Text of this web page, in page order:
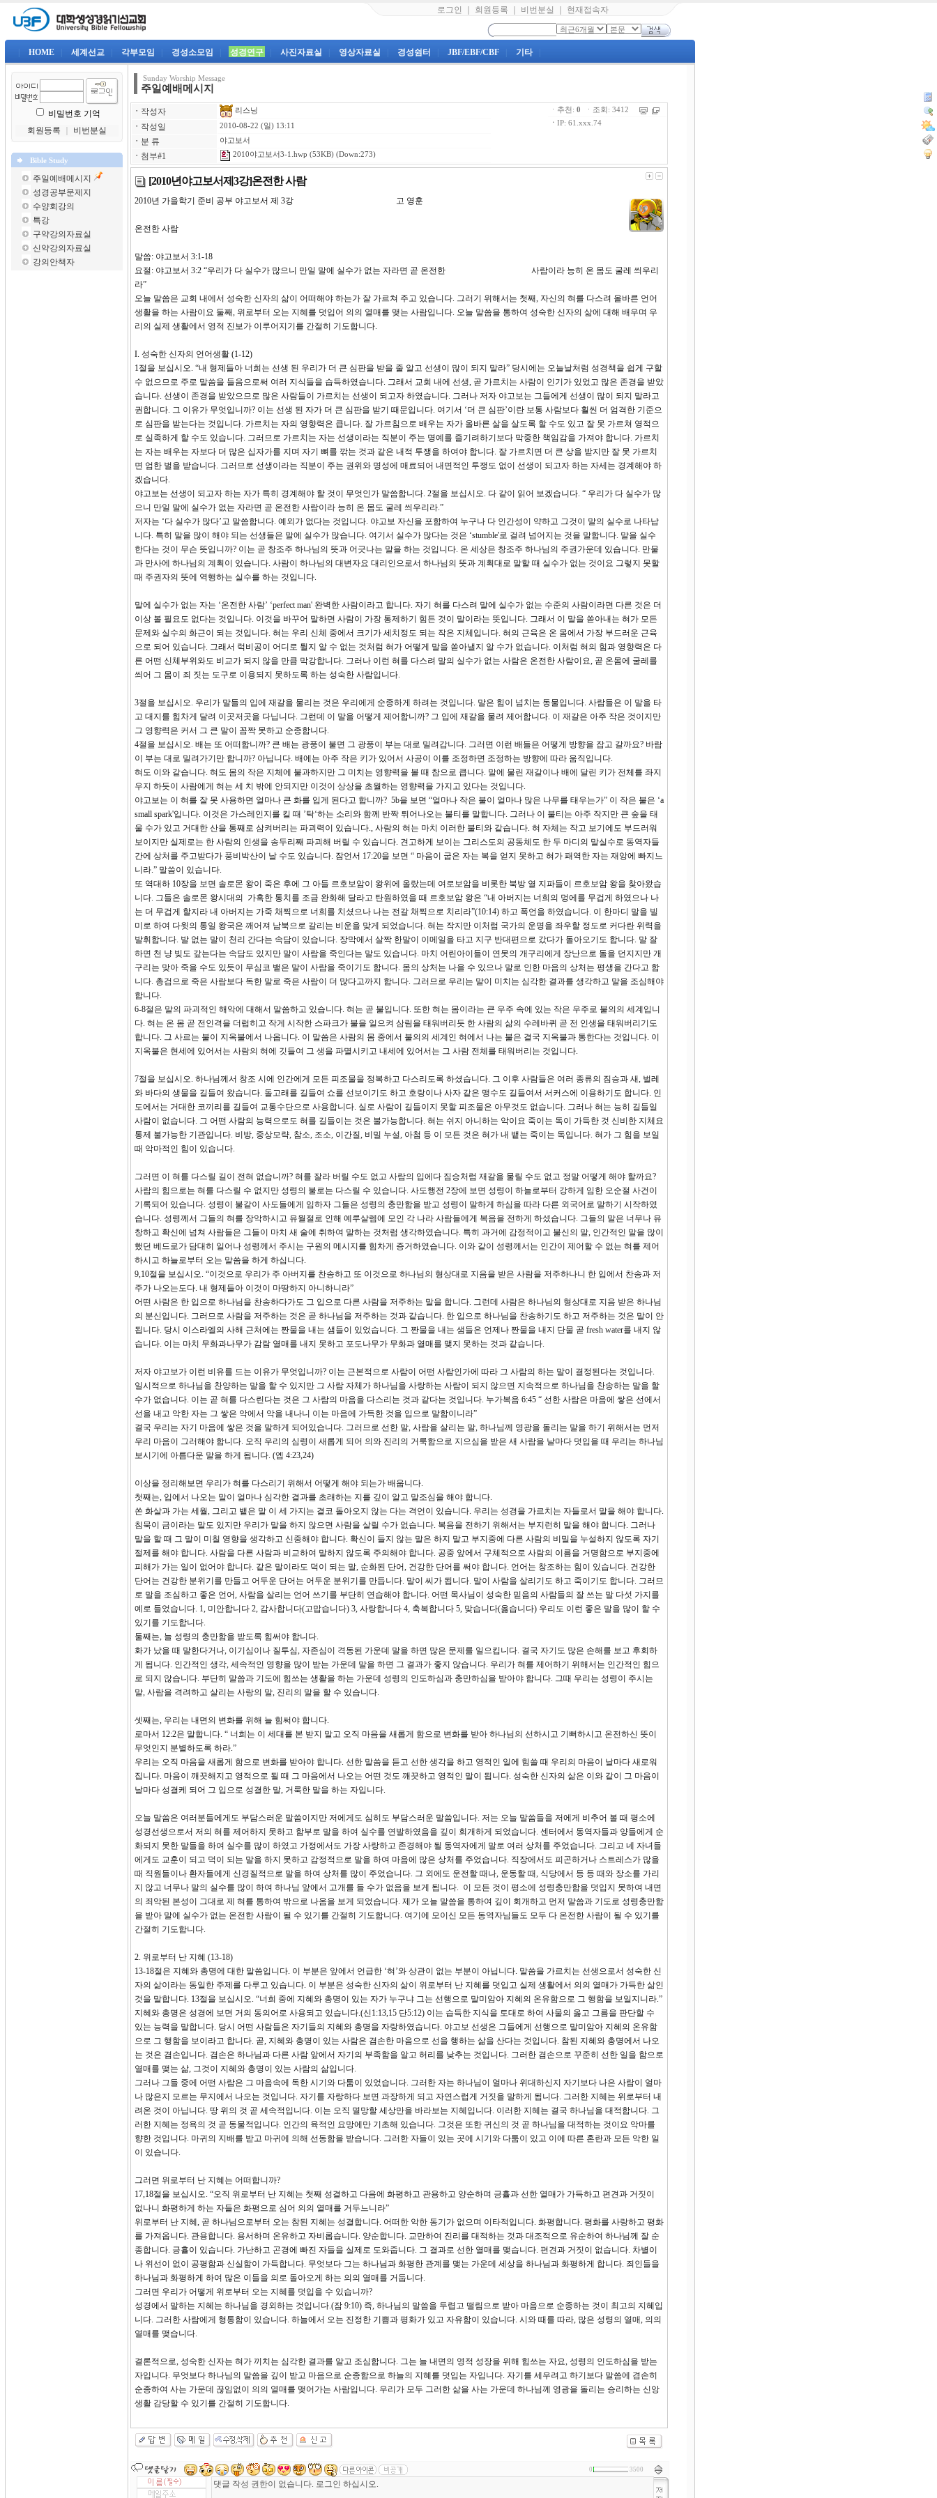
로그인 회원등록 비번분실 현재접속자
HOME 세계선교 각부모임 경성소모임 성경연구 사진자료실 영상자료실 경성쉼터 JBF/EBF/CBF 기타
비밀번호 기억
회원등록
비번분실
Bible Study
주일예배메시지
성경공부문제지
수양회강의
특강
구약강의자료실
신약강의자료실
강의안책자
Sunday Worship Message
주일예배메시지
ㆍ 작성자 리스닝
ㆍ 작성일 2010-08-22 (일) 13:11
ㆍ 분 류 야고보서
ㆍ 첨부#1 2010야고보서3-1.hwp (53KB) (Down:273)
ㆍ추천: 0 ㆍ조회: 3412
ㆍ IP: 61.xxx.74
[2010년야고보서제3강]온전한 사람
2010년 가을학기 준비 공부 야고보서 제 3강 고 영훈
온전한 사람
말씀: 야고보서 3:1-18
요절: 야고보서 3:2 “우리가 다 실수가 많으니 만일 말에 실수가 없는 자라면 곧 온전한 사람이라 능히 온 몸도 굴레 씌우리
라”
오늘 말씀은 교회 내에서 성숙한 신자의 삶이 어떠해야 하는가 잘 가르쳐 주고 있습니다. 그러기 위해서는 첫째, 자신의 혀를 다스려 올바른 언어
생활을 하는 사람이요 둘째, 위로부터 오는 지혜를 덧입어 의의 열매를 맺는 사람입니다. 오늘 말씀을 통하여 성숙한 신자의 삶에 대해 배우며 우
리의 실제 생활에서 영적 진보가 이루어지기를 간절히 기도합니다.
I. 성숙한 신자의 언어생활 (1-12)
1절을 보십시오. “내 형제들아 너희는 선생 된 우리가 더 큰 심판을 받을 줄 알고 선생이 많이 되지 말라” 당시에는 오늘날처럼 성경책을 쉽게 구할
수 없으므로 주로 말씀을 들음으로써 여러 지식들을 습득하였습니다. 그래서 교회 내에 선생, 곧 가르치는 사람이 인기가 있었고 많은 존경을 받았
습니다. 선생이 존경을 받았으므로 많은 사람들이 가르치는 선생이 되고자 하였습니다. 그러나 저자 야고보는 그들에게 선생이 많이 되지 말라고
권합니다. 그 이유가 무엇입니까? 이는 선생 된 자가 더 큰 심판을 받기 때문입니다. 여기서 ‘더 큰 심판’이란 보통 사람보다 훨씬 더 엄격한 기준으
로 심판을 받는다는 것입니다. 가르치는 자의 영향력은 큽니다. 잘 가르침으로 배우는 자가 올바른 삶을 살도록 할 수도 있고 잘 못 가르쳐 영적으
로 실족하게 할 수도 있습니다. 그러므로 가르치는 자는 선생이라는 직분이 주는 명예를 즐기려하기보다 막중한 책임감을 가져야 합니다. 가르치
는 자는 배우는 자보다 더 많은 십자가를 지며 자기 뼈를 깎는 것과 같은 내적 투쟁을 하여야 합니다. 잘 가르치면 더 큰 상을 받지만 잘 못 가르치
면 엄한 벌을 받습니다. 그러므로 선생이라는 직분이 주는 권위와 명성에 매료되어 내면적인 투쟁도 없이 선생이 되고자 하는 자세는 경계해야 하
겠습니다.
야고보는 선생이 되고자 하는 자가 특히 경계해야 할 것이 무엇인가 말씀합니다. 2절을 보십시오. 다 같이 읽어 보겠습니다. “ 우리가 다 실수가 많
으니 만일 말에 실수가 없는 자라면 곧 온전한 사람이라 능히 온 몸도 굴레 씌우리라.”
저자는 ‘다 실수가 많다’고 말씀합니다. 예외가 없다는 것입니다. 야고보 자신을 포함하여 누구나 다 인간성이 약하고 그것이 말의 실수로 나타납
니다. 특히 말을 많이 해야 되는 선생들은 말에 실수가 많습니다. 여기서 실수가 많다는 것은 ‘stumble'로 걸려 넘어지는 것을 말합니다. 말을 실수
한다는 것이 무슨 뜻입니까? 이는 곧 창조주 하나님의 뜻과 어긋나는 말을 하는 것입니다. 온 세상은 창조주 하나님의 주권가운데 있습니다. 만물
과 만사에 하나님의 계획이 있습니다. 사람이 하나님의 대변자요 대리인으로서 하나님의 뜻과 계획대로 말할 때 실수가 없는 것이요 그렇지 못할
때 주권자의 뜻에 역행하는 실수를 하는 것입니다.
말에 실수가 없는 자는 ‘온전한 사람’ ‘perfect man' 완벽한 사람이라고 합니다. 자기 혀를 다스려 말에 실수가 없는 수준의 사람이라면 다른 것은 더
이상 볼 필요도 없다는 것입니다. 이것을 바꾸어 말하면 사람이 가장 통제하기 힘든 것이 말이라는 뜻입니다. 그래서 이 말을 쏟아내는 혀가 모든
문제와 실수의 화근이 되는 것입니다. 혀는 우리 신체 중에서 크기가 세치정도 되는 작은 지체입니다. 혀의 근육은 온 몸에서 가장 부드러운 근육
으로 되어 있습니다. 그래서 럭비공이 어디로 튈지 알 수 없는 것처럼 혀가 어떻게 말을 쏟아낼지 알 수가 없습니다. 이처럼 혀의 힘과 영향력은 다
른 어떤 신체부위와도 비교가 되지 않을 만큼 막강합니다. 그러나 이런 혀를 다스려 말의 실수가 없는 사람은 온전한 사람이요, 곧 온몸에 굴레를
씌어 그 몸이 죄 짓는 도구로 이용되지 못하도록 하는 성숙한 사람입니다.
3절을 보십시오. 우리가 말들의 입에 재갈을 물리는 것은 우리에게 순종하게 하려는 것입니다. 말은 힘이 넘치는 동물입니다. 사람들은 이 말을 타
고 대지를 힘차게 달려 이곳저곳을 다닙니다. 그런데 이 말을 어떻게 제어합니까? 그 입에 재갈을 물려 제어합니다. 이 재갈은 아주 작은 것이지만
그 영향력은 커서 그 큰 말이 꼼짝 못하고 순종합니다.
4절을 보십시오. 배는 또 어떠합니까? 큰 배는 광풍이 불면 그 광풍이 부는 대로 밀려갑니다. 그러면 이런 배들은 어떻게 방향을 잡고 갈까요? 바람
이 부는 대로 밀려가기만 합니까? 아닙니다. 배에는 아주 작은 키가 있어서 사공이 이를 조정하면 조정하는 방향에 따라 움직입니다.
혀도 이와 같습니다. 혀도 몸의 작은 지체에 불과하지만 그 미치는 영향력을 볼 때 참으로 큽니다. 말에 물린 재갈이나 배에 달린 키가 전체를 좌지
우지 하듯이 사람에게 혀는 세 치 밖에 안되지만 이것이 상상을 초월하는 영향력을 가지고 있다는 것입니다.
야고보는 이 혀를 잘 못 사용하면 얼마나 큰 화를 입게 된다고 합니까? 5b을 보면 “얼마나 작은 불이 얼마나 많은 나무를 태우는가” 이 작은 불은 ‘a
small spark'입니다. 이것은 가스레인지를 킬 때 ’탁‘하는 소리와 함께 반짝 튀어나오는 불티를 말합니다. 그러나 이 불티는 아주 작지만 큰 숲을 태
울 수가 있고 거대한 산을 통째로 삼켜버리는 파괴력이 있습니다., 사람의 혀는 마치 이러한 불티와 같습니다. 혀 자체는 작고 보기에도 부드러워
보이지만 실제로는 한 사람의 인생을 송두리째 파괴해 버릴 수 있습니다. 견고하게 보이는 그리스도의 공동체도 한 두 마디의 말실수로 동역자들
간에 상처를 주고받다가 풍비박산이 날 수도 있습니다. 잠언서 17:20을 보면 “ 마음이 굽은 자는 복을 얻지 못하고 혀가 패역한 자는 재앙에 빠지느
니라.” 말씀이 있습니다.
또 역대하 10장을 보면 솔로몬 왕이 죽은 후에 그 아들 르호보암이 왕위에 올랐는데 여로보암을 비롯한 북방 열 지파들이 르호보암 왕을 찾아왔습
니다. 그들은 솔로몬 왕시대의 가혹한 통치를 조금 완화해 달라고 탄원하였을 때 르호보암 왕은 “내 아버지는 너희의 멍에를 무겁게 하였으나 나
는 더 무겁게 할지라 내 아버지는 가죽 채찍으로 너희를 치셨으나 나는 전갈 채찍으로 치리라”(10:14) 하고 폭언을 하였습니다. 이 한마디 말을 빌
미로 하여 다윗의 통일 왕국은 깨어져 남북으로 갈리는 비운을 맞게 되었습니다. 혀는 작지만 이처럼 국가의 운명을 좌우할 정도로 커다란 위력을
발휘합니다. 발 없는 말이 천리 간다는 속담이 있습니다. 장막에서 살짝 한말이 이메일을 타고 지구 반대편으로 갔다가 돌아오기도 합니다. 말 잘
하면 천 냥 빚도 갚는다는 속담도 있지만 말이 사람을 죽인다는 말도 있습니다. 마치 어린아이들이 연못의 개구리에게 장난으로 돌을 던지지만 개
구리는 맞아 죽을 수도 있듯이 무심코 뱉은 말이 사람을 죽이기도 합니다. 몸의 상처는 나을 수 있으나 말로 인한 마음의 상처는 평생을 간다고 합
니다. 총검으로 죽은 사람보다 독한 말로 죽은 사람이 더 많다고까지 합니다. 그러므로 우리는 말이 미치는 심각한 결과를 생각하고 말을 조심해야
합니다.
6-8절은 말의 파괴적인 해악에 대해서 말씀하고 있습니다. 혀는 곧 불입니다. 또한 혀는 몸이라는 큰 우주 속에 있는 작은 우주로 불의의 세계입니
다. 혀는 온 몸 곧 전인격을 더럽히고 작게 시작한 스파크가 불을 일으켜 삼림을 태워버리듯 한 사람의 삶의 수레바퀴 곧 전 인생을 태워버리기도
합니다. 그 사르는 불이 지옥불에서 나옵니다. 이 말씀은 사람의 몸 중에서 불의의 세계인 혀에서 나는 불은 결국 지옥불과 통한다는 것입니다. 이
지옥불은 현세에 있어서는 사람의 혀에 깃들여 그 생을 파멸시키고 내세에 있어서는 그 사람 전체를 태워버리는 것입니다.
7절을 보십시오. 하나님께서 창조 시에 인간에게 모든 피조물을 정복하고 다스리도록 하셨습니다. 그 이후 사람들은 여러 종류의 짐승과 새, 벌레
와 바다의 생물을 길들여 왔습니다. 돌고래를 길들여 쇼를 선보이기도 하고 호랑이나 사자 같은 맹수도 길들여서 서커스에 이용하기도 합니다. 인
도에서는 거대한 코끼리를 길들여 교통수단으로 사용합니다. 실로 사람이 길들이지 못할 피조물은 아무것도 없습니다. 그러나 혀는 능히 길들일
사람이 없습니다. 그 어떤 사람의 능력으로도 혀를 길들이는 것은 불가능합니다. 혀는 쉬지 아니하는 악이요 죽이는 독이 가득한 것 신비한 지체요
통제 불가능한 기관입니다. 비방, 중상모략, 참소, 조소, 이간질, 비밀 누설, 아첨 등 이 모든 것은 혀가 내 뱉는 죽이는 독입니다. 혀가 그 힘을 보일
때 악마적인 힘이 있습니다.
그러면 이 혀를 다스릴 길이 전혀 없습니까? 혀를 잘라 버릴 수도 없고 사람의 입에다 짐승처럼 재갈을 물릴 수도 없고 정말 어떻게 해야 할까요?
사람의 힘으로는 혀를 다스릴 수 없지만 성령의 불로는 다스릴 수 있습니다. 사도행전 2장에 보면 성령이 하늘로부터 강하게 임한 오순절 사건이
기록되어 있습니다. 성령이 불같이 사도들에게 임하자 그들은 성령의 충만함을 받고 성령이 말하게 하심을 따라 다른 외국어로 말하기 시작하였
습니다. 성령께서 그들의 혀를 장악하시고 유월절로 인해 예루살렘에 모인 각 나라 사람들에게 복음을 전하게 하셨습니다. 그들의 말은 너무나 유
창하고 확신에 넘쳐 사람들은 그들이 마치 새 술에 취하여 말하는 것처럼 생각하였습니다. 특히 과거에 감정적이고 불신의 말, 인간적인 말을 많이
했던 베드로가 담대히 일어나 성령께서 주시는 구원의 메시지를 힘차게 증거하였습니다. 이와 같이 성령께서는 인간이 제어할 수 없는 혀를 제어
하시고 하늘로부터 오는 말씀을 하게 하십니다.
9,10절을 보십시오. “이것으로 우리가 주 아버지를 찬송하고 또 이것으로 하나님의 형상대로 지음을 받은 사람을 저주하나니 한 입에서 찬송과 저
주가 나오는도다. 내 형제들아 이것이 마땅하지 아니하니라”
어떤 사람은 한 입으로 하나님을 찬송하다가도 그 입으로 다른 사람을 저주하는 말을 합니다. 그런데 사람은 하나님의 형상대로 지음 받은 하나님
의 분신입니다. 그러므로 사람을 저주하는 것은 곧 하나님을 저주하는 것과 같습니다. 한 입으로 하나님을 찬송하기도 하고 저주하는 것은 말이 안
됩니다. 당시 이스라엘의 사해 근처에는 짠물을 내는 샘들이 있었습니다. 그 짠물을 내는 샘들은 언제나 짠물을 내지 단물 곧 fresh water를 내지 않
습니다. 이는 마치 무화과나무가 감람 열매를 내지 못하고 포도나무가 무화과 열매를 맺지 못하는 것과 같습니다.
저자 야고보가 이런 비유를 드는 이유가 무엇입니까? 이는 근본적으로 사람이 어떤 사람인가에 따라 그 사람의 하는 말이 결정된다는 것입니다.
일시적으로 하나님을 찬양하는 말을 할 수 있지만 그 사람 자체가 하나님을 사랑하는 사람이 되지 않으면 지속적으로 하나님을 찬송하는 말을 할
수가 없습니다. 이는 곧 혀를 다스린다는 것은 그 사람의 마음을 다스리는 것과 같다는 것입니다. 누가복음 6:45 “ 선한 사람은 마음에 쌓은 선에서
선을 내고 악한 자는 그 쌓은 악에서 악을 내나니 이는 마음에 가득한 것을 입으로 말함이니라”
결국 우리는 자기 마음에 쌓은 것을 말하게 되어있습니다. 그러므로 선한 말, 사람을 살리는 말, 하나님께 영광을 돌리는 말을 하기 위해서는 먼저
우리 마음이 그러해야 합니다. 오직 우리의 심령이 새롭게 되어 의와 진리의 거룩함으로 지으심을 받은 새 사람을 날마다 덧입을 때 우리는 하나님
보시기에 아름다운 말을 하게 됩니다. (엡 4:23,24)
이상을 정리해보면 우리가 혀를 다스리기 위해서 어떻게 해야 되는가 배웁니다.
첫째는, 입에서 나오는 말이 얼마나 심각한 결과를 초래하는 지를 깊이 알고 말조심을 해야 합니다.
쏜 화살과 가는 세월, 그리고 뱉은 말 이 세 가지는 결코 돌아오지 않는 다는 격언이 있습니다. 우리는 성경을 가르치는 자들로서 말을 해야 합니다.
침묵이 금이라는 말도 있지만 우리가 말을 하지 않으면 사람을 살릴 수가 없습니다. 복음을 전하기 위해서는 부지런히 말을 해야 합니다. 그러나
말을 할 때 그 말이 미칠 영향을 생각하고 신중해야 합니다. 확신이 들지 않는 말은 하지 말고 부지중에 다른 사람의 비밀을 누설하지 않도록 자기
절제를 해야 합니다. 사람을 다른 사람과 비교하여 말하지 않도록 주의해야 합니다. 공중 앞에서 구체적으로 사람의 이름을 거명함으로 부지중에
피해가 가는 일이 없어야 합니다. 같은 말이라도 덕이 되는 말, 순화된 단어, 건강한 단어를 써야 합니다. 언어는 창조하는 힘이 있습니다. 건강한
단어는 건강한 분위기를 만들고 어두운 단어는 어두운 분위기를 만듭니다. 말이 씨가 됩니다. 말이 사람을 살리기도 하고 죽이기도 합니다. 그러므
로 말을 조심하고 좋은 언어, 사람을 살리는 언어 쓰기를 부단히 연습해야 합니다. 어떤 목사님이 성숙한 믿음의 사람들의 잘 쓰는 말 다섯 가지를
예로 들었습니다. 1, 미안합니다 2, 감사합니다(고맙습니다) 3, 사랑합니다 4, 축복합니다 5, 맞습니다(옳습니다) 우리도 이런 좋은 말을 많이 할 수
있기를 기도합니다.
둘째는, 늘 성령의 충만함을 받도록 힘써야 합니다.
화가 났을 때 말한다거나, 이기심이나 질투심, 자존심이 격동된 가운데 말을 하면 많은 문제를 일으킵니다. 결국 자기도 많은 손해를 보고 후회하
게 됩니다. 인간적인 생각, 세속적인 영향을 많이 받는 가운데 말을 하면 그 결과가 좋지 않습니다. 우리가 혀를 제어하기 위해서는 인간적인 힘으
로 되지 않습니다. 부단히 말씀과 기도에 힘쓰는 생활을 하는 가운데 성령의 인도하심과 충만하심을 받아야 합니다. 그때 우리는 성령이 주시는
말, 사람을 격려하고 살리는 사랑의 말, 진리의 말을 할 수 있습니다.
셋째는, 우리는 내면의 변화를 위해 늘 힘써야 합니다.
로마서 12:2은 말합니다. “ 너희는 이 세대를 본 받지 말고 오직 마음을 새롭게 함으로 변화를 받아 하나님의 선하시고 기뻐하시고 온전하신 뜻이
무엇인지 분별하도록 하라.”
우리는 오직 마음을 새롭게 함으로 변화를 받아야 합니다. 선한 말씀을 듣고 선한 생각을 하고 영적인 일에 힘쓸 때 우리의 마음이 날마다 새로워
집니다. 마음이 깨끗해지고 영적으로 될 때 그 마음에서 나오는 어떤 것도 깨끗하고 영적인 말이 됩니다. 성숙한 신자의 삶은 이와 같이 그 마음이
날마다 성결케 되어 그 입으로 성결한 말, 거룩한 말을 하는 자입니다.
오늘 말씀은 여러분들에게도 부담스러운 말씀이지만 저에게도 심히도 부담스러운 말씀입니다. 저는 오늘 말씀들을 저에게 비추어 볼 때 평소에
성경선생으로서 저의 혀를 제어하지 못하고 함부로 말을 하여 실수를 연발하였음을 깊이 회개하게 되었습니다. 센터에서 동역자들과 양들에게 순
화되지 못한 말들을 하여 실수를 많이 하였고 가정에서도 가장 사랑하고 존경해야 될 동역자에게 말로 여러 상처를 주었습니다. 그리고 네 자녀들
에게도 교훈이 되고 덕이 되는 말을 하지 못하고 감정적으로 말을 하여 마음에 많은 상처를 주었습니다. 직장에서도 피곤하거나 스트레스가 많을
때 직원들이나 환자들에게 신경질적으로 말을 하여 상처를 많이 주었습니다. 그 외에도 운전할 때나, 운동할 때, 식당에서 등 등 때와 장소를 가리
지 않고 너무나 말의 실수를 많이 하여 하나님 앞에서 고개를 들 수가 없음을 보게 됩니다. 이 모든 것이 평소에 성령충만함을 덧입지 못하여 내면
의 죄악된 본성이 그대로 제 혀를 통하여 밖으로 나옴을 보게 되었습니다. 제가 오늘 말씀을 통하여 깊이 회개하고 먼저 말씀과 기도로 성령충만함
을 받아 말에 실수가 없는 온전한 사람이 될 수 있기를 간절히 기도합니다. 여기에 모이신 모든 동역자님들도 모두 다 온전한 사람이 될 수 있기를
간절히 기도합니다.
2. 위로부터 난 지혜 (13-18)
13-18절은 지혜와 총명에 대한 말씀입니다. 이 부분은 앞에서 언급한 ‘혀’와 상관이 없는 부분이 아닙니다. 말씀을 가르치는 선생으로서 성숙한 신
자의 삶이라는 동일한 주제를 다루고 있습니다. 이 부분은 성숙한 신자의 삶이 위로부터 난 지혜를 덧입고 실제 생활에서 의의 열매가 가득한 삶인
것을 말합니다. 13절을 보십시오. “너희 중에 지혜와 총명이 있는 자가 누구냐 그는 선행으로 말미암아 지혜의 온유함으로 그 행함을 보일지니라.”
지혜와 총명은 성경에 보면 거의 동의어로 사용되고 있습니다.(신1:13,15 단5:12) 이는 습득한 지식을 토대로 하여 사물의 옳고 그름을 판단할 수
있는 능력을 말합니다. 당시 어떤 사람들은 자기들의 지혜와 총명을 자랑하였습니다. 야고보 선생은 그들에게 선행으로 말미암아 지혜의 온유함
으로 그 행함을 보이라고 합니다. 곧, 지혜와 총명이 있는 사람은 겸손한 마음으로 선을 행하는 삶을 산다는 것입니다. 참된 지혜와 총명에서 나오
는 것은 겸손입니다. 겸손은 하나님과 다른 사람 앞에서 자기의 부족함을 알고 허리를 낮추는 것입니다. 그러한 겸손으로 꾸준히 선한 일을 함으로
열매를 맺는 삶, 그것이 지혜와 총명이 있는 사람의 삶입니다.
그러나 그들 중에 어떤 사람은 그 마음속에 독한 시기와 다툼이 있었습니다. 그러한 자는 하나님이 얼마나 위대하신지 자기보다 나은 사람이 얼마
나 많은지 모르는 무지에서 나오는 것입니다. 자기를 자랑하다 보면 과장하게 되고 자연스럽게 거짓을 말하게 됩니다. 그러한 지혜는 위로부터 내
려온 것이 아닙니다. 땅 위의 것 곧 세속적입니다. 이는 오직 멸망할 세상만을 바라보는 지혜입니다. 이러한 지혜는 결국 하나님을 대적합니다. 그
러한 지혜는 정욕의 것 곧 동물적입니다. 인간의 육적인 요망에만 기초해 있습니다. 그것은 또한 귀신의 것 곧 하나님을 대적하는 것이요 악마를
향한 것입니다. 마귀의 지배를 받고 마귀에 의해 선동함을 받습니다. 그러한 자들이 있는 곳에 시기와 다툼이 있고 이에 따른 혼란과 모든 악한 일
이 있습니다.
그러면 위로부터 난 지혜는 어떠합니까?
17,18절을 보십시오. “오직 위로부터 난 지혜는 첫째 성결하고 다음에 화평하고 관용하고 양순하며 긍휼과 선한 열매가 가득하고 편견과 거짓이
없나니 화평하게 하는 자들은 화평으로 심어 의의 열매를 거두느니라”
위로부터 난 지혜, 곧 하나님으로부터 오는 참된 지혜는 성결합니다. 어떠한 악한 동기가 없으며 이타적입니다. 화평합니다. 평화를 사랑하고 평화
를 가져옵니다. 관용합니다. 용서하며 온유하고 자비롭습니다. 양순합니다. 교만하여 진리를 대적하는 것과 대조적으로 유순하여 하나님께 잘 순
종합니다. 긍휼이 있습니다. 가난하고 곤경에 빠진 자들을 실제로 도와줍니다. 그 결과로 선한 열매를 맺습니다. 편견과 거짓이 없습니다. 차별이
나 위선이 없이 공평함과 신실함이 가득합니다. 무엇보다 그는 하나님과 화평한 관계를 맺는 가운데 세상을 하나님과 화평하게 합니다. 죄인들을
하나님과 화평하게 하여 많은 이들을 의로 돌아오게 하는 의의 열매를 거둡니다.
그러면 우리가 어떻게 위로부터 오는 지혜를 덧입을 수 있습니까?
성경에서 말하는 지혜는 하나님을 경외하는 것입니다.(잠 9:10) 즉, 하나님의 말씀을 두렵고 떨림으로 받아 마음으로 순종하는 것이 최고의 지혜입
니다. 그러한 사람에게 형통함이 있습니다. 하늘에서 오는 진정한 기쁨과 평화가 있고 자유함이 있습니다. 시와 때를 따라, 많은 성령의 열매, 의의
열매를 맺습니다.
결론적으로, 성숙한 신자는 혀가 끼치는 심각한 결과를 알고 조심합니다. 그는 늘 내면의 영적 성장을 위해 힘쓰는 자요, 성령의 인도하심을 받는
자입니다. 무엇보다 하나님의 말씀을 깊이 받고 마음으로 순종함으로 하늘의 지혜를 덧입는 자입니다. 자기를 세우려고 하기보다 말씀에 겸손히
순종하여 사는 가운데 끊임없이 의의 열매를 맺어가는 사람입니다. 우리가 모두 그러한 삶을 사는 가운데 하나님께 영광을 돌리는 승리하는 신앙
생활 감당할 수 있기를 간절히 기도합니다.
0 3500